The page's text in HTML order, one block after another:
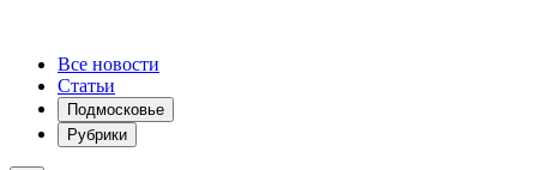
Все новости
Статьи
Подмосковье
Рубрики